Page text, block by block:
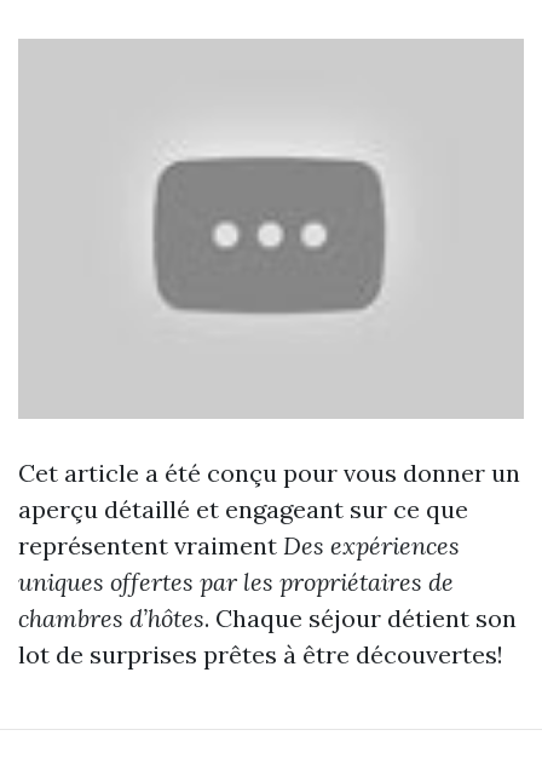
Cet article a été conçu pour vous donner un
aperçu détaillé et engageant sur ce que
représentent vraiment Des expériences
uniques offertes par les propriétaires de
chambres d’hôtes. Chaque séjour détient son
lot de surprises prêtes à être découvertes!